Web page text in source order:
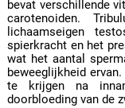
bevat verschillende
carotenoiden.
lichaamseigen
spierkracht en het
wat het aantal
beweeglijkheid
te krijgen na
doorbloeding van de